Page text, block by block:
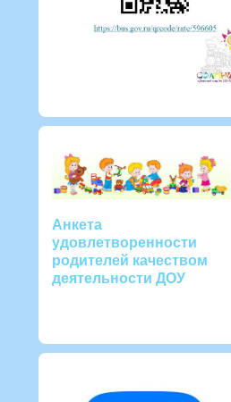
Анкета
удовлетворенности
родителей качеством
деятельности ДОУ